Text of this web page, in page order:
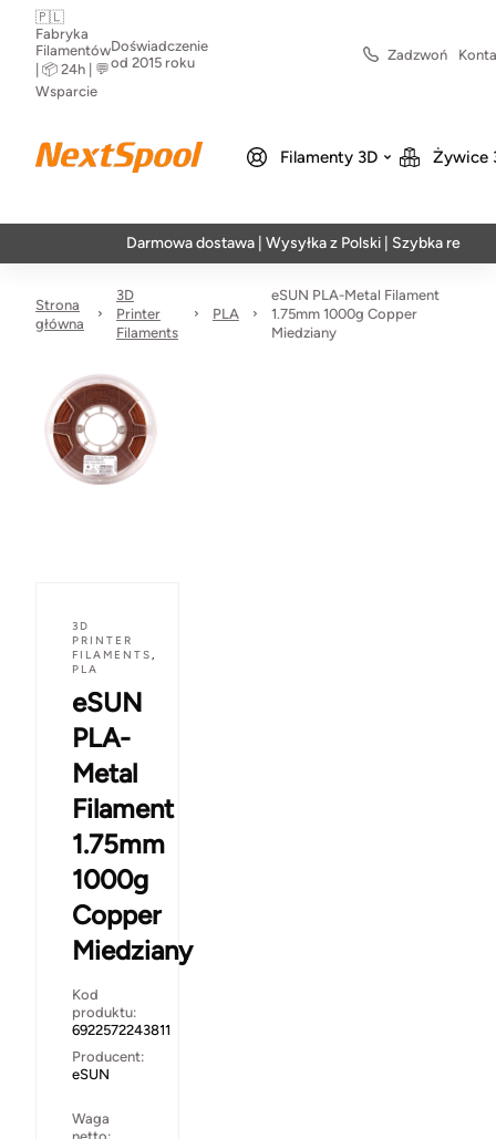
🇵🇱
Fabryka
Filamentów
| 📦 24h | 💬
Wsparcie
Doświadczenie
od 2015 roku
Zadzwoń
Filamenty 3D Żywice
Darmowa dostawa | Wysyłka z Polski | Szybka realizacja w
Strona
główna
3D
Printer
Filaments
PLA
eSUN PLA-Metal Filament
1.75mm 1000g Copper
Miedziany
3D
PRINTER
FILAMENTS,
PLA
eSUN
PLA-
Metal
Filament
1.75mm
1000g
Copper
Miedziany
Kod
produktu:
6922572243811
Producent:
eSUN
Waga